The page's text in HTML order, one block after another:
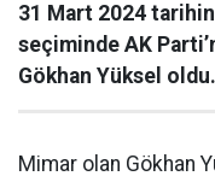
31 Mart 2024
seçiminde AK
Gökhan Yüksel oldu.
Mimar olan Gökhan